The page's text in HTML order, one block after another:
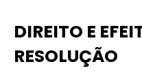
DIREITO E
RESOLUÇÃO